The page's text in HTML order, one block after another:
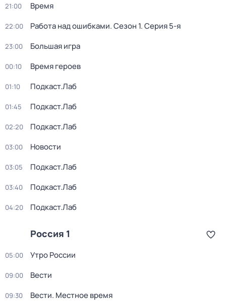
21:00 Время
22:00 Работа над ошибками. Сезон 1. Серия 5-я
23:00 Большая игра
00:10 Время героев
01:10 Подкаст.Лаб
01:45 Подкаст.Лаб
02:20 Подкаст.Лаб
03:00 Новости
03:05 Подкаст.Лаб
03:40 Подкаст.Лаб
04:20 Подкаст.Лаб
Россия 1
05:00 Утро России
09:00 Вести
09:30 Вести. Местное время